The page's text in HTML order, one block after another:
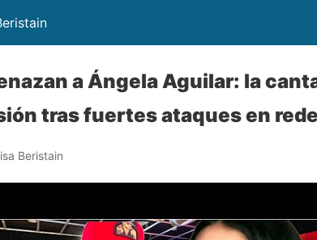
a Ángela Aguilar: la
tras fuertes ataques en
Beristain